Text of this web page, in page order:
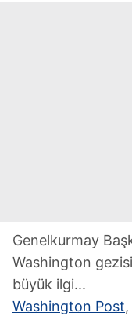
Genelkurmay
Washington
büyük ilgi...
Washington Post